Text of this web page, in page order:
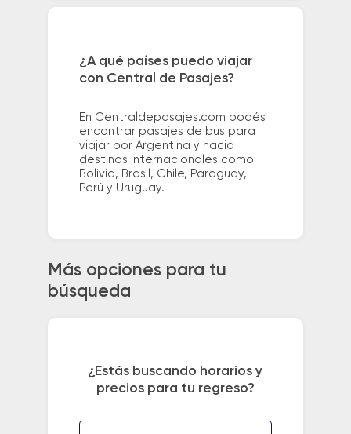
¿A qué países puedo viajar
con Central de Pasajes?
En Centraldepasajes.com podés
encontrar pasajes de bus para
viajar por Argentina y hacia
destinos internacionales como
Bolivia, Brasil, Chile, Paraguay,
Perú y Uruguay.
Más opciones para tu
búsqueda
¿Estás buscando horarios y
precios para tu regreso?